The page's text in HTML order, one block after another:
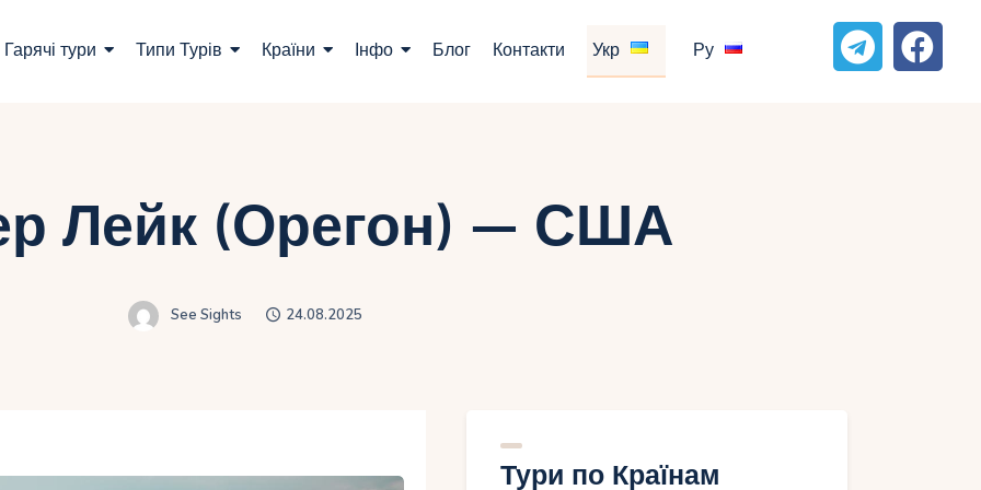
Гарячі тури Типи Турів Країни Інфо Блог Контакти Укр Ру
Лейк (Орегон) — США
See Sights 24.08.2025
Тури по Країнам